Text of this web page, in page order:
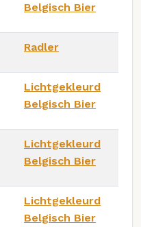
Belgisch Bier
Radler
Lichtgekleurd
Belgisch Bier
Lichtgekleurd
Belgisch Bier
Lichtgekleurd
Belgisch Bier